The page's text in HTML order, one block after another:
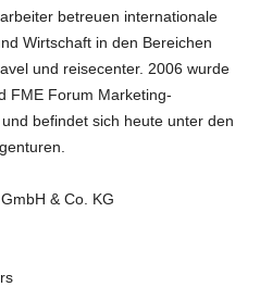
betreuen internationale
Wirtschaft in den Bereichen
und reisecenter. 2006 wurde
FME Forum Marketing-
befindet sich heute unter den
& Co. KG